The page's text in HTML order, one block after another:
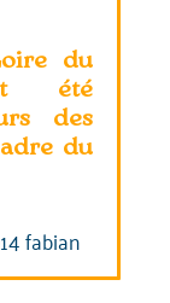
du
été
des
du
fabian